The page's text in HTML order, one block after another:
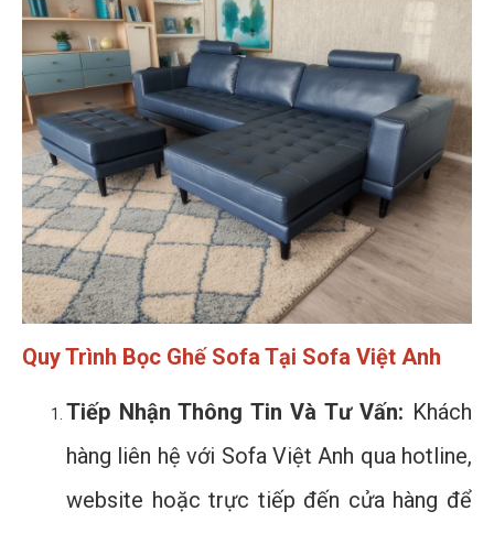
Quy Trình Bọc Ghế Sofa Tại Sofa Việt Anh
Tiếp Nhận Thông Tin Và Tư Vấn: Khách
hàng liên hệ với Sofa Việt Anh qua hotline,
website hoặc trực tiếp đến cửa hàng để